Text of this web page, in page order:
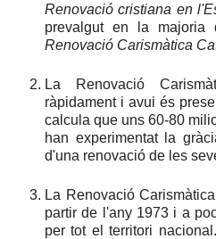
Renovació cristiana en
prevalgut en la
Renovació Carismàtica
La Renovació
ràpidament i avui és
calcula que uns 60-80
han experimentat la
d'una renovació de les
La Renovació
partir de l'any 1973 i a
per tot el territori